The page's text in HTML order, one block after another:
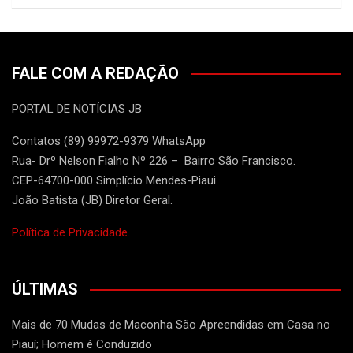
FALE COM A REDAÇÃO
PORTAL DE NOTÍCIAS JB
Contatos (89) 99972-9379 WhatsApp
Rua- Drº Nelson Fialho Nº 226 – Bairro São Francisco.
CEP-64700-000 Simplício Mendes-Piaui.
João Batista (JB) Diretor Geral.
Política de Privacidade.
ÚLTIMAS
Mais de 70 Mudas de Maconha São Apreendidas em Casa no
Piauí; Homem é Conduzido